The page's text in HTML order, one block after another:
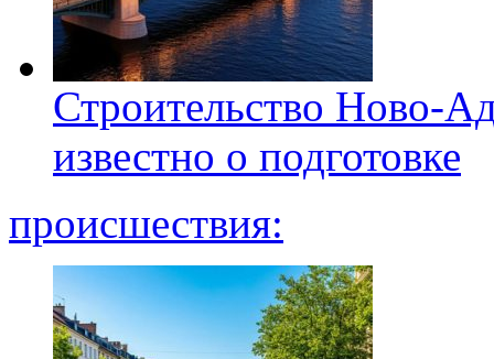
Строительство Ново-
известно о подготовке
происшествия: